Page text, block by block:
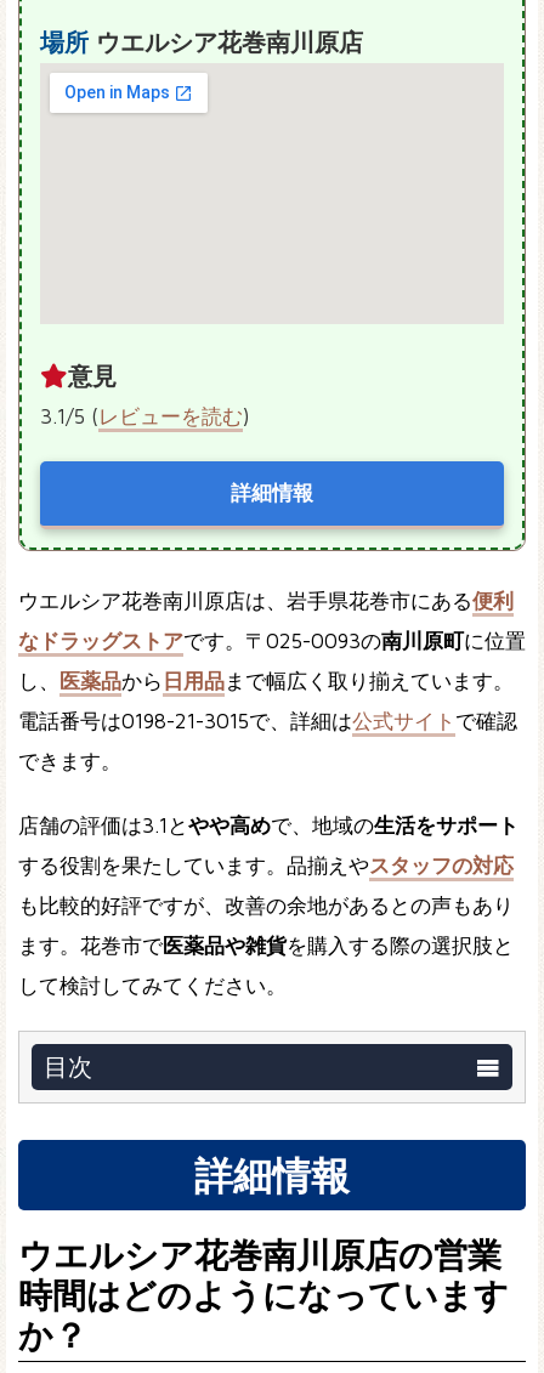
場所 ウエルシア花巻南川原店
意見
3.1/5 (レビューを読む)
詳細情報
ウエルシア花巻南川原店は、岩手県花巻市にある便利
なドラッグストアです。〒025-0093の南川原町に位置
し、
医薬品から 日用品まで幅広く取り揃えています。
電話番号は0198-21-3015で、詳細は公式サイト で確認
できます。
店舗の評価は3.1とやや高めで、地域の生活をサポート
する役割を果たしています。品揃えやスタッフの対応
も比較的好評ですが、改善の余地があるとの声もあり
ます。花巻市で医薬品や雑貨を購入する際の選択肢と
して検討してみてください。
目次
詳細情報
ウエルシア花巻南川原店の営業
時間はどのようになっています
か？